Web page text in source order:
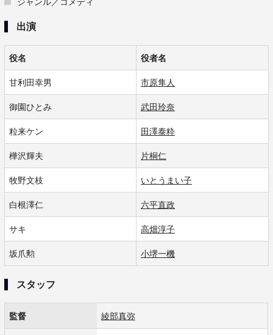
出演
役名 役者名
甘利田幸男 市原隼人
御園ひとみ 武田玲奈
粒来ケン 田澤泰粋
樺沢輝夫 片桐仁
牧野文枝 いとうまい子
白根澤仁 六平直政
サキ 高畑淳子
坂爪勲 小堺一機
スタッフ
監督 綾部真弥